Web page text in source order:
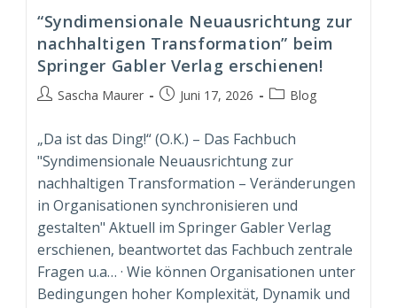
“Syndimensionale Neuausrichtung zur
nachhaltigen Transformation” beim
Springer Gabler Verlag erschienen!
Beitrags-
Sascha Maurer
BeitragJuni 17, 2026
Beitrags-
Blog
„Da ist das Ding!“ (O.K.) – Das Fachbuch
"Syndimensionale Neuausrichtung zur
nachhaltigen Transformation – Veränderungen
in Organisationen synchronisieren und
gestalten" Aktuell im Springer Gabler Verlag
erschienen, beantwortet das Fachbuch zentrale
Fragen u.a… · Wie können Organisationen unter
Bedingungen hoher Komplexität, Dynamik und